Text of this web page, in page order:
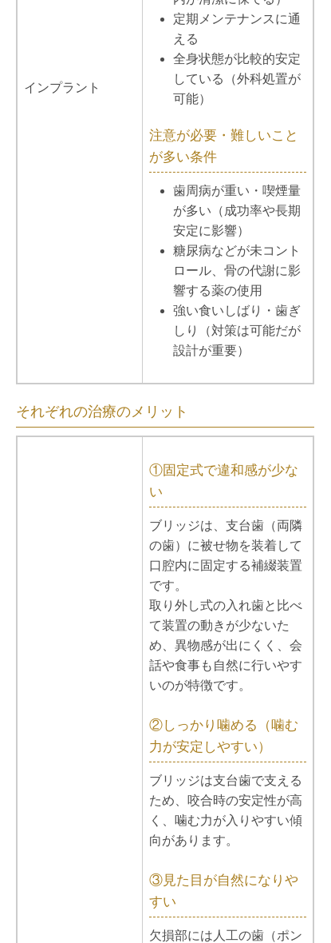
インプラント
定期メンテナンスに通
える
全身状態が比較的安定
している（外科処置が
可能）
注意が必要・難しいこと
が多い条件
歯周病が重い・喫煙量
が多い（成功率や長期
安定に影響）
糖尿病などが未コント
ロール、骨の代謝に影
響する薬の使用
強い食いしばり・歯ぎ
しり（対策は可能だが
設計が重要）
それぞれの治療のメリット
①固定式で違和感が少な
い
ブリッジは、支台歯（両隣
の歯）に被せ物を装着して
口腔内に固定する補綴装置
です。
取り外し式の入れ歯と比べ
て装置の動きが少ないた
め、異物感が出にくく、会
話や食事も自然に行いやす
いのが特徴です。
②しっかり噛める（噛む
力が安定しやすい）
ブリッジは支台歯で支える
ため、咬合時の安定性が高
く、噛む力が入りやすい傾
向があります。
③見た目が自然になりや
すい
欠損部には人工の歯（ポン